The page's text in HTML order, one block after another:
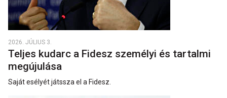
2026. JÚLIUS 3.
Teljes kudarc a Fidesz személyi és tartalmi
megújulása
Saját esélyét játssza el a Fidesz.